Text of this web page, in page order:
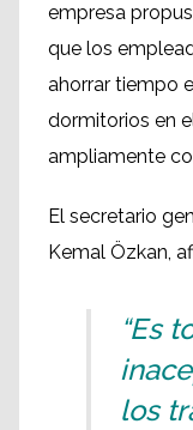
empresa
que los
ahorrar tiempo
dormitorios en
ampliamente
El secretario
Kemal Özkan,
“Es
los